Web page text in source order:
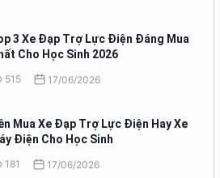
3 Xe Đạp Trợ Lực Điện Đáng Mua
Cho Học Sinh 2026
515 17/06/2026
Mua Xe Đạp Trợ Lực Điện Hay Xe
Điện Cho Học Sinh
181 17/06/2026